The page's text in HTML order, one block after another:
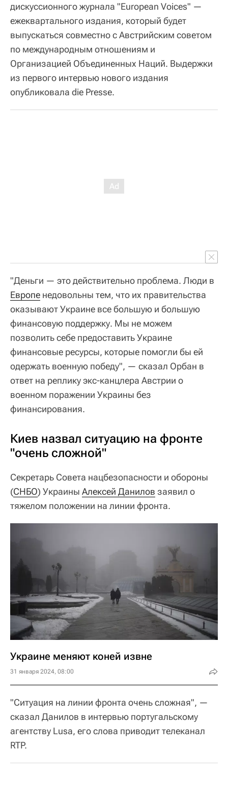
дискуссионного журнала "European Voices" —
ежеквартального издания, который будет
выпускаться совместно с Австрийским советом
по международным отношениям и
Организацией Объединенных Наций. Выдержки
из первого интервью нового издания
опубликовала die Presse.
"Деньги — это действительно проблема. Люди в
Европе недовольны тем, что их правительства
оказывают Украине все большую и большую
финансовую поддержку. Мы не можем
позволить себе предоставить Украине
финансовые ресурсы, которые помогли бы ей
одержать военную победу", — сказал Орбан в
ответ на реплику экс-канцлера Австрии о
военном поражении Украины без
финансирования.
Киев назвал ситуацию на фронте
"очень сложной"
Секретарь Совета нацбезопасности и обороны
(СНБО) Украины Алексей Данилов заявил о
тяжелом положении на линии фронта.
Украине меняют коней извне
31 января 2024, 08:00
"Ситуация на линии фронта очень сложная", —
сказал Данилов в интервью португальскому
агентству Lusa, его слова приводит телеканал
RTP.